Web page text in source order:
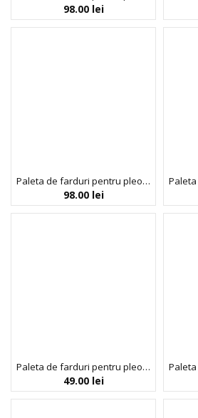
98.00 lei
Paleta de farduri pentru pleoape Rudeko’s Adventure Stories, Chibi Manga Collection, Rude Cosmetics, 15 nuante
98.00 lei
Paleta de farduri pentru pleoape Treasure Hunt, Chibi Manga Collection, Rude Cosmetics, 9 nuante
49.00 lei